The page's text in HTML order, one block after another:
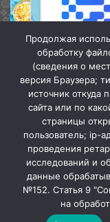
Мы в МАХ
Закрыть
«Кочубеевская
Продолжая
обработку
(сведения о
версия Браузера;
источник откуда
сайта или по
страницы
пользователь; ip-
проведения
исследований и
данные
№152. Статья 9
на